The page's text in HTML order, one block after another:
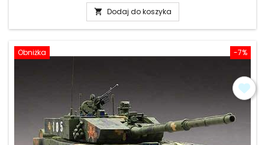
 Dodaj do koszyka
-7%
Obniżka